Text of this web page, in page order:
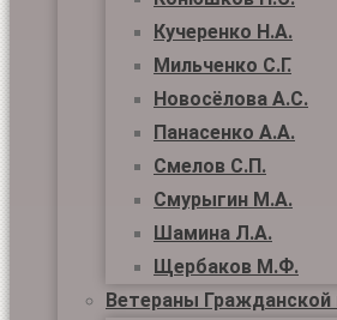
Кучеренко Н.А.
Мильченко С.Г.
Новосёлова А.С.
Панасенко А.А.
Смелов С.П.
Смурыгин М.А.
Шамина Л.А.
Щербаков М.Ф.
Ветераны Гражданской